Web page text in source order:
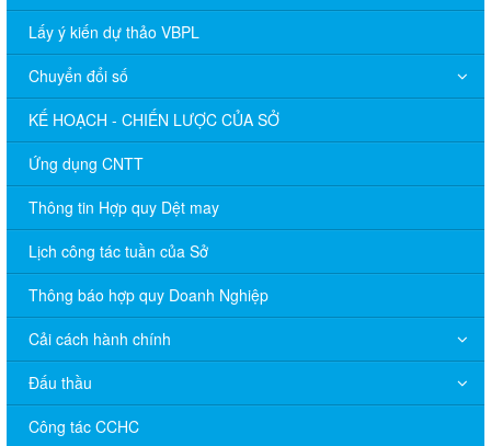
Lấy ý kiến dự thảo VBPL
Chuyển đổi số
KẾ HOẠCH - CHIẾN LƯỢC CỦA SỞ
Ứng dụng CNTT
Thông tin Hợp quy Dệt may
Lịch công tác tuần của Sở
Thông báo hợp quy Doanh Nghiệp
Cải cách hành chính
Đấu thầu
Công tác CCHC